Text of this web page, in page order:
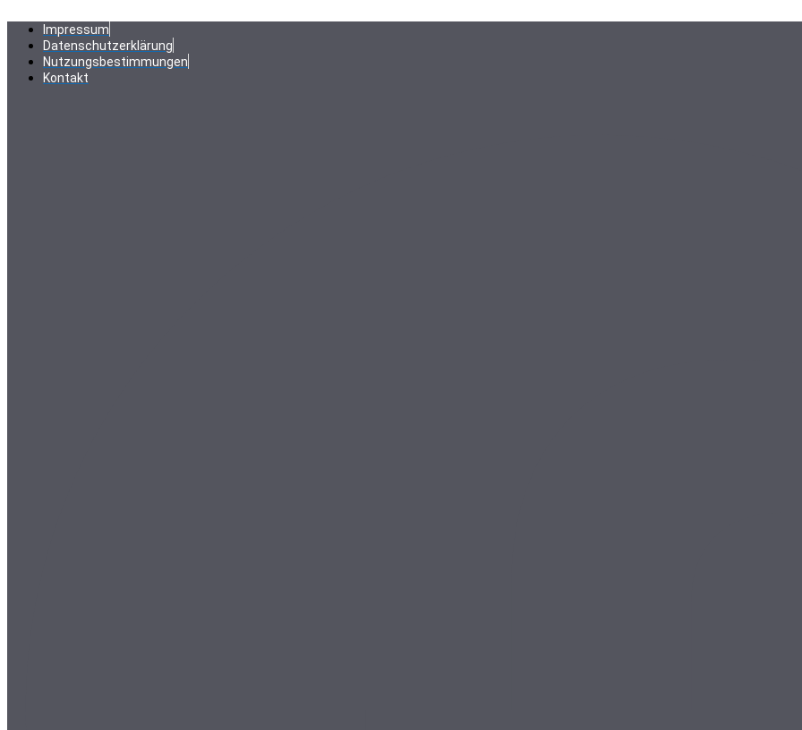
Inhalt
springen
Impressum
Datenschutzerklärung
Nutzungsbestimmungen
Kontakt